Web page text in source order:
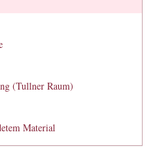
(Tullner Raum)
Material